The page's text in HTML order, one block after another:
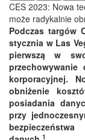
CES 2023: Nowa
może radykalnie
Podczas targów
stycznia w Las
pierwszą w
korporacyjnej.
obniżenie
posiadania
przy
1